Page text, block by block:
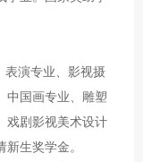
表演专业、影视摄
中国画专业、雕塑
戏剧影视美术设计
生奖学金。